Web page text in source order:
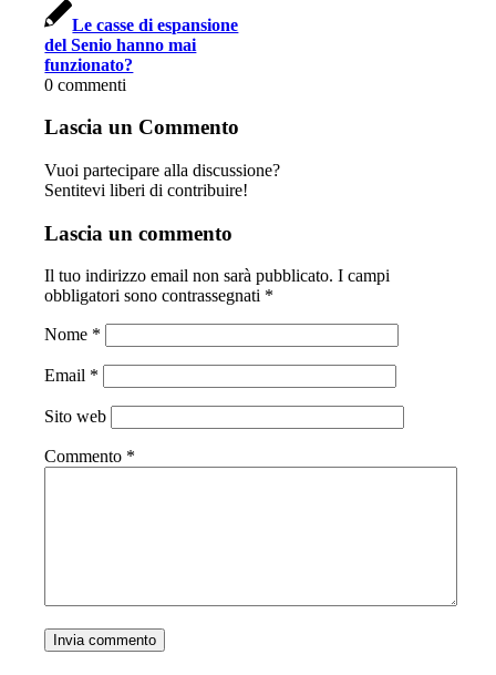
Le casse di espansione
del Senio hanno mai
funzionato?
0 commenti
Lascia un Commento
Vuoi partecipare alla discussione?
Sentitevi liberi di contribuire!
Lascia un commento
Il tuo indirizzo email non sarà pubblicato. I campi
obbligatori sono contrassegnati *
Nome *
Email *
Sito web
Commento *